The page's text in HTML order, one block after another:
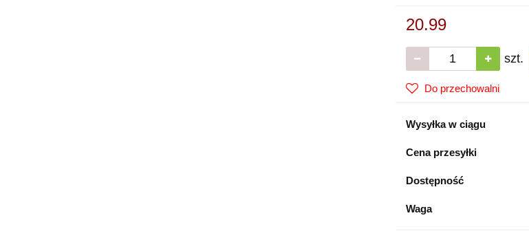
20.99
szt.
Do przechowalni
Wysyłka w ciągu
Cena przesyłki
Dostępność
Waga